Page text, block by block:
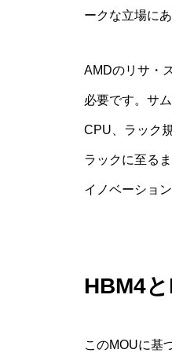
ークな立場に
AMDのリサ・
必要です。サ
CPU、ラック
ラックに至る
イノベーショ
HBM4
このMOUに基